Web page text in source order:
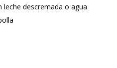
leche descremada o agua